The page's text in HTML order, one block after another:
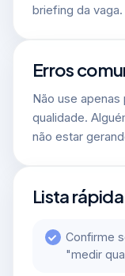
briefing da vaga.
Erros
Não use
qualidade.
não estar
Lista rápida
Confirme
"medir